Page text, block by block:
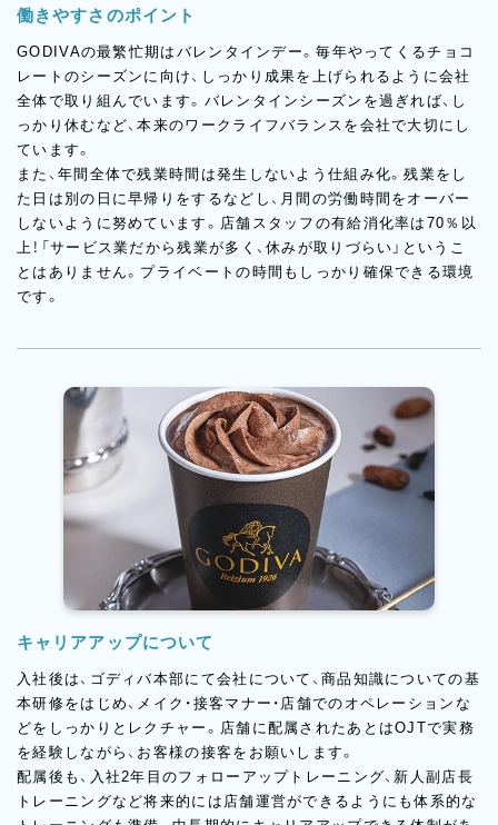
働きやすさのポイント
GODIVAの最繁忙期はバレンタインデー。毎年やってくるチョコ
レートのシーズンに向け、しっかり成果を上げられるように会社
全体で取り組んでいます。バレンタインシーズンを過ぎれば、し
っかり休むなど、本来のワークライフバランスを会社で大切にし
ています。
また、年間全体で残業時間は発生しないよう仕組み化。残業をし
た日は別の日に早帰りをするなどし、月間の労働時間をオーバー
しないように努めています。店舗スタッフの有給消化率は70％以
上！「サービス業だから残業が多く、休みが取りづらい」というこ
とはありません。プライベートの時間もしっかり確保できる環境
です。
キャリアアップについて
入社後は、ゴディバ本部にて会社について、商品知識についての基
本研修をはじめ、メイク・接客マナー・店舗でのオペレーションな
どをしっかりとレクチャー。店舗に配属されたあとはOJTで実務
を経験しながら、お客様の接客をお願いします。
配属後も、入社2年目のフォローアップトレーニング、新人副店長
トレーニングなど将来的には店舗運営ができるようにも体系的な